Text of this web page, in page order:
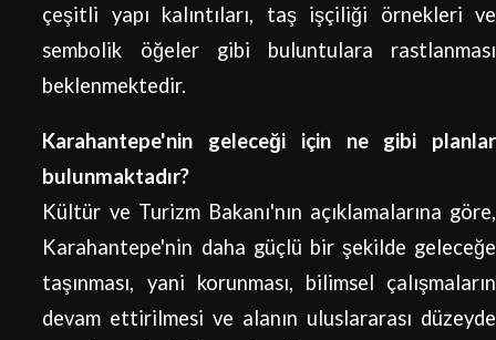
çeşitli yapı kalıntıları, taş işçiliği örnekleri ve
sembolik öğeler gibi buluntulara rastlanması
beklenmektedir.
Karahantepe'nin geleceği için ne gibi planlar
bulunmaktadır?
Kültür ve Turizm Bakanı'nın açıklamalarına göre,
Karahantepe'nin daha güçlü bir şekilde geleceğe
taşınması, yani korunması, bilimsel çalışmaların
devam ettirilmesi ve alanın uluslararası düzeyde